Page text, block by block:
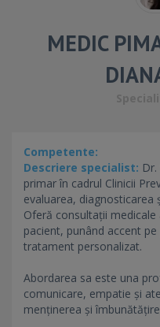
MEDIC
Competente:
Descriere specialist:
primar în cadrul Clinicii
evaluarea,
Oferă consultații
pacient, punând accent
tratament personalizat.
Abordarea sa este una
comunicare, empatie și
menținerea și